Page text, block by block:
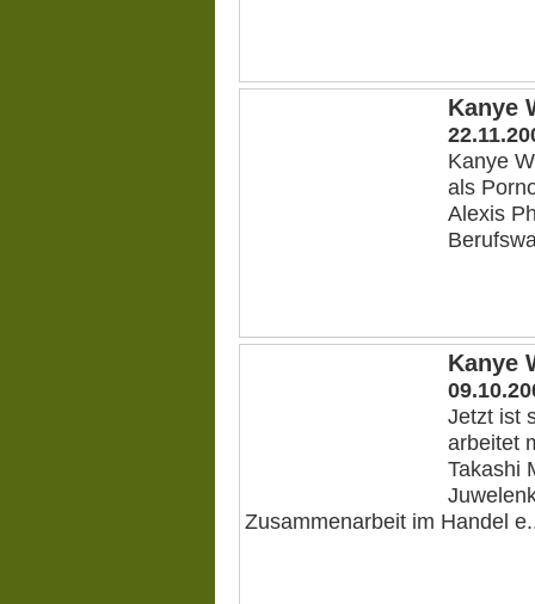
Kanye
Kanye
als
Alexis
Kanye
Jetzt ist
arbeitet
Takashi
Zusammenarbeit im Handel